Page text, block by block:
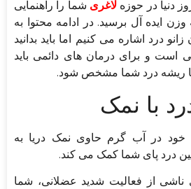
دنیا در حوزهلاغری شما را راهنمایی
ایده آل برسید. در ادامه محتوا به
درد اشاره می کنیم اما باید بدانید
است و برای درمان های دائمی باید
ریشه درد شما مشخص شود.
با نمک
خود در آب گرم حاوی نمک دریا به
درد پای شما کمک می کند.
ناشی از فعالیت شدید عضلانی، شما